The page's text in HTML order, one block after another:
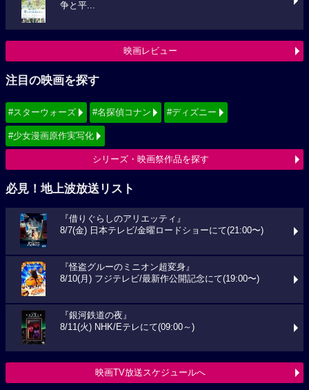
争と平...
映画レビュー
注目の映画を探す
#スターウォーズ #名探偵コナン #ディズニー
#少女漫画原作実写化
シリーズ・映画祭作品を探す
必見！地上波放送リスト
『借りぐらしのアリエッティ』
8/7(金) 日本テレビ/金曜ロードショーにて(21:00〜)
『怪盗グルーのミニオン超変身』
8/10(月) フジテレビ/最新作公開記念にて(19:00〜)
『銀河鉄道の夜』
8/11(火) NHK/Eテレにて(09:00～)
映画TV放送スケジュールへ